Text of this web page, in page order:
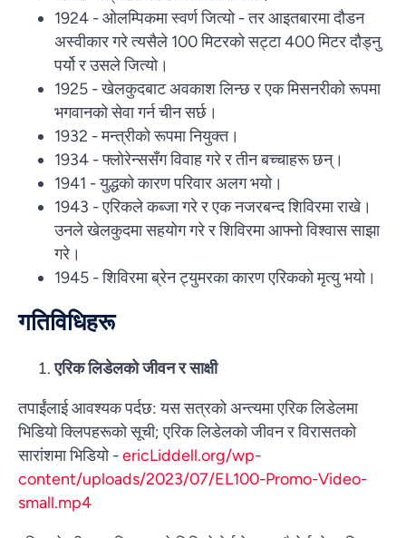
1924 - ओलम्पिकमा स्वर्ण जित्यो - तर आइतबारमा दौडन
अस्वीकार गरे त्यसैले 100 मिटरको सट्टा 400 मिटर दौड्नु
पर्यो र उसले जित्यो।
1925 - खेलकुदबाट अवकाश लिन्छ र एक मिसनरीको रूपमा
भगवानको सेवा गर्न चीन सर्छ।
1932 - मन्त्रीको रूपमा नियुक्त।
1934 - फ्लोरेन्ससँग विवाह गरे र तीन बच्चाहरू छन्।
1941 - युद्धको कारण परिवार अलग भयो।
1943 - एरिकले कब्जा गरे र एक नजरबन्द शिविरमा राखे।
उनले खेलकुदमा सहयोग गरे र शिविरमा आफ्नो विश्वास साझा
गरे।
1945 - शिविरमा ब्रेन ट्युमरका कारण एरिकको मृत्यु भयो।
गतिविधिहरू
एरिक लिडेलको जीवन र साक्षी
तपाईंलाई आवश्यक पर्दछ: यस सत्रको अन्त्यमा एरिक लिडेलमा
भिडियो क्लिपहरूको सूची; एरिक लिडेलको जीवन र विरासतको
सारांशमा भिडियो -ericLiddell.org/wp-
content/uploads/2023/07/EL100-Promo-Video-
small.mp4